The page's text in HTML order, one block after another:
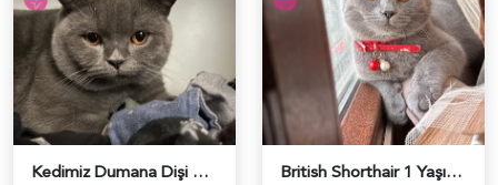
Kedimiz Dumana Dişi Eş arıyoruz - 118984658 British Shorthair 1 Yaşında Eş Arıyor - 118984662